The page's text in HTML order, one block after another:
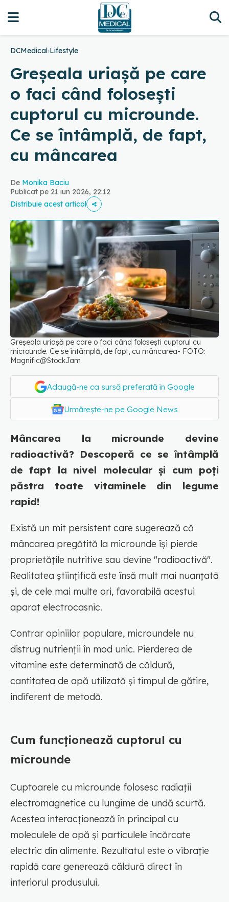
DCMedical›Lifestyle
Greșeala uriașă pe care
o faci când folosești
cuptorul cu microunde.
Ce se întâmplă, de fapt,
cu mâncarea
De Monika Baciu
Publicat pe 21 iun 2026, 22:12
Distribuie acest articol
Greșeala uriașă pe care o faci când folosești cuptorul cu
microunde. Ce se întâmplă, de fapt, cu mâncarea- FOTO:
Magnific@StockJam
Adaugă-ne ca sursă preferată în Google
Urmărește-ne pe Google News
Mâncarea la microunde devine
radioactivă? Descoperă ce se întâmplă
de fapt la nivel molecular și cum poți
păstra toate vitaminele din legume
rapid!
Există un mit persistent care sugerează că
mâncarea pregătită la microunde își pierde
proprietățile nutritive sau devine "radioactivă".
Realitatea științifică este însă mult mai nuanțată
și, de cele mai multe ori, favorabilă acestui
aparat electrocasnic.
Contrar opiniilor populare, microundele nu
distrug nutrienții în mod unic. Pierderea de
vitamine este determinată de căldură,
cantitatea de apă utilizată și timpul de gătire,
indiferent de metodă.
Cum funcționează cuptorul cu
microunde
Cuptoarele cu microunde folosesc radiații
electromagnetice cu lungime de undă scurtă.
Acestea interacționează în principal cu
moleculele de apă și particulele încărcate
electric din alimente. Rezultatul este o vibrație
rapidă care generează căldură direct în
interiorul produsului.